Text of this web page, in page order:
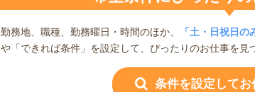
勤務地、職種、勤務曜日・時間のほか、 「土・日祝日の
や「できれば条件」を設定して、ぴったりのお仕事を見
条件を設定して